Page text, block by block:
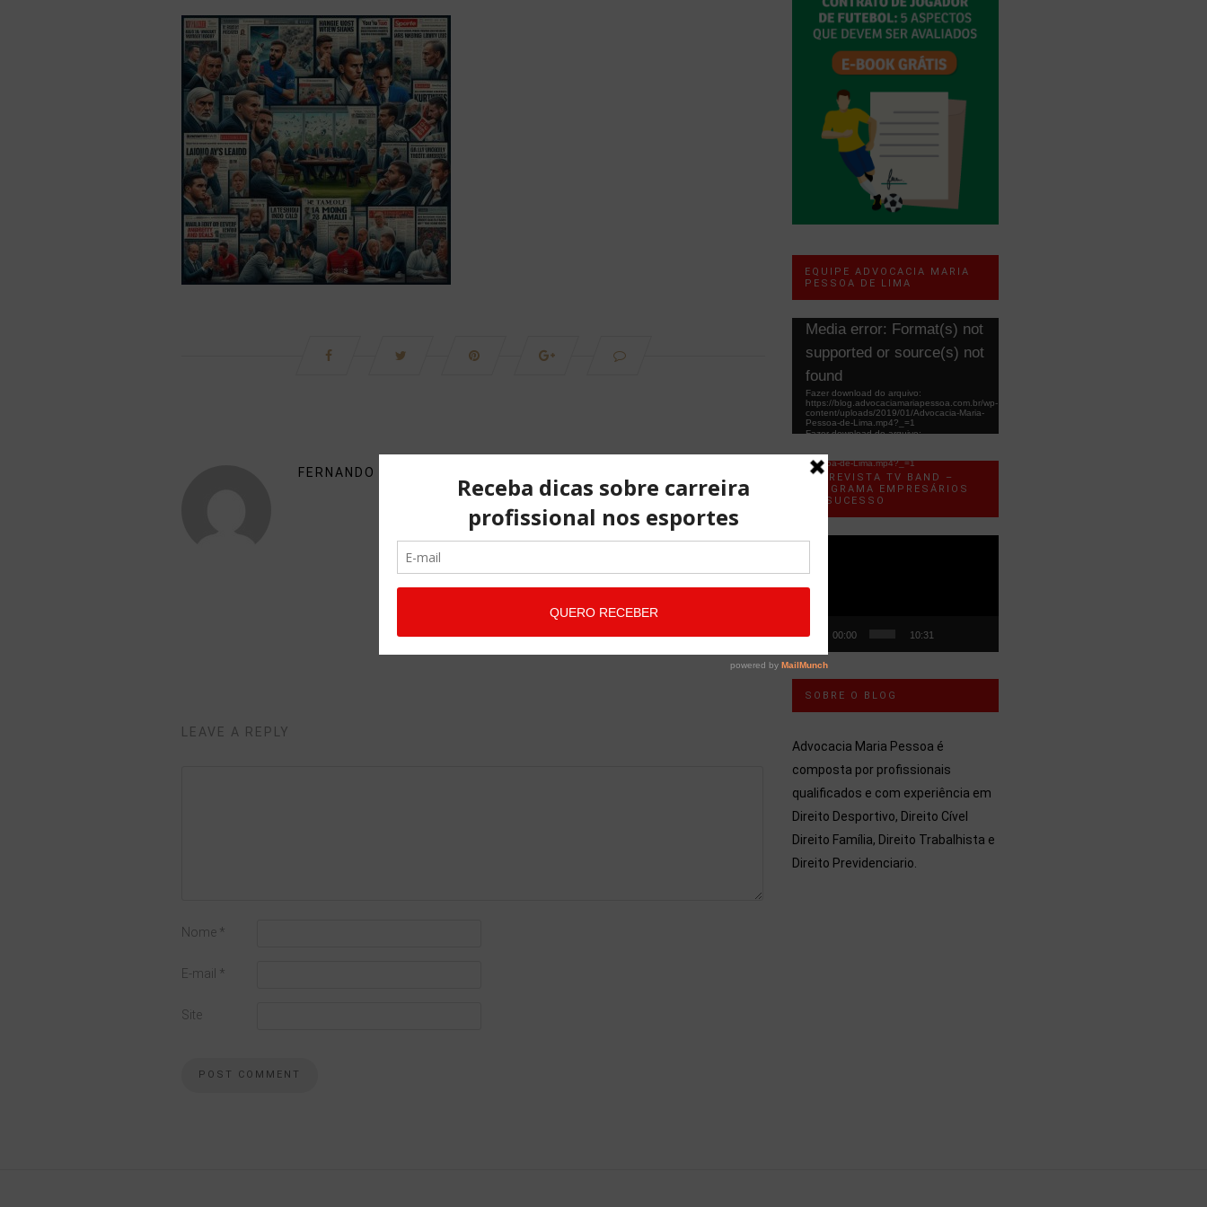
FERNANDO RUIZ
NO COMMENTS
LEAVE A REPLY
Nome *
E-mail *
Site
EQUIPE ADVOCACIA MARIA
PESSOA DE LIMA
Tocador
vídeo
Media error: Format(s) not
supported or source(s) not
found
Fazer download do arquivo:
https://blog.advocaciamariapessoa.com.br/wp-
content/uploads/2019/01/Advocacia-Maria-
Pessoa-de-Lima.mp4?_=1
Fazer download do arquivo:
content/uploads/2019/01/Advocacia-Maria-
Pessoa-de-Lima.mp4?_=1
ENTREVISTA TV BAND –
PROGRAMA EMPRESÁRIOS
DE SUCESSO
Tocador
vídeo
00:00 10:31
SOBRE O BLOG
Advocacia Maria Pessoa é
composta por profissionais
qualificados e com experiência em
Direito Desportivo, Direito Cível
Direito Família, Direito Trabalhista e
Direito Previdenciario.